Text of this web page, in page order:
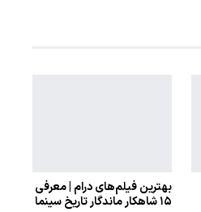
بهترین فیلم‌های درام | معرفی
۱۵ شاهکار ماندگار تاریخ سینما